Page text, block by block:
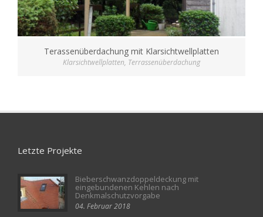
Terassenüberdachung mit Klarsichtwellplatten
Klarsichtwellplatten, Terrassenüberdachung
Letzte Projekte
Bieberschwanzdoppeldeckung mit
eingebundenen Kehlen nach
Denkmalschutzvorgabe
04. Februar 2018